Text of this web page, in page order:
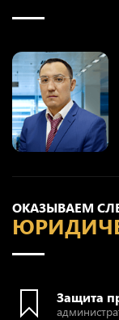
ОКАЗЫВАЕМ
Защита